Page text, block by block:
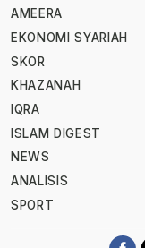
AMEERA
EKONOMI SYARIAH
SKOR
KHAZANAH
IQRA
ISLAM DIGEST
NEWS
ANALISIS
SPORT